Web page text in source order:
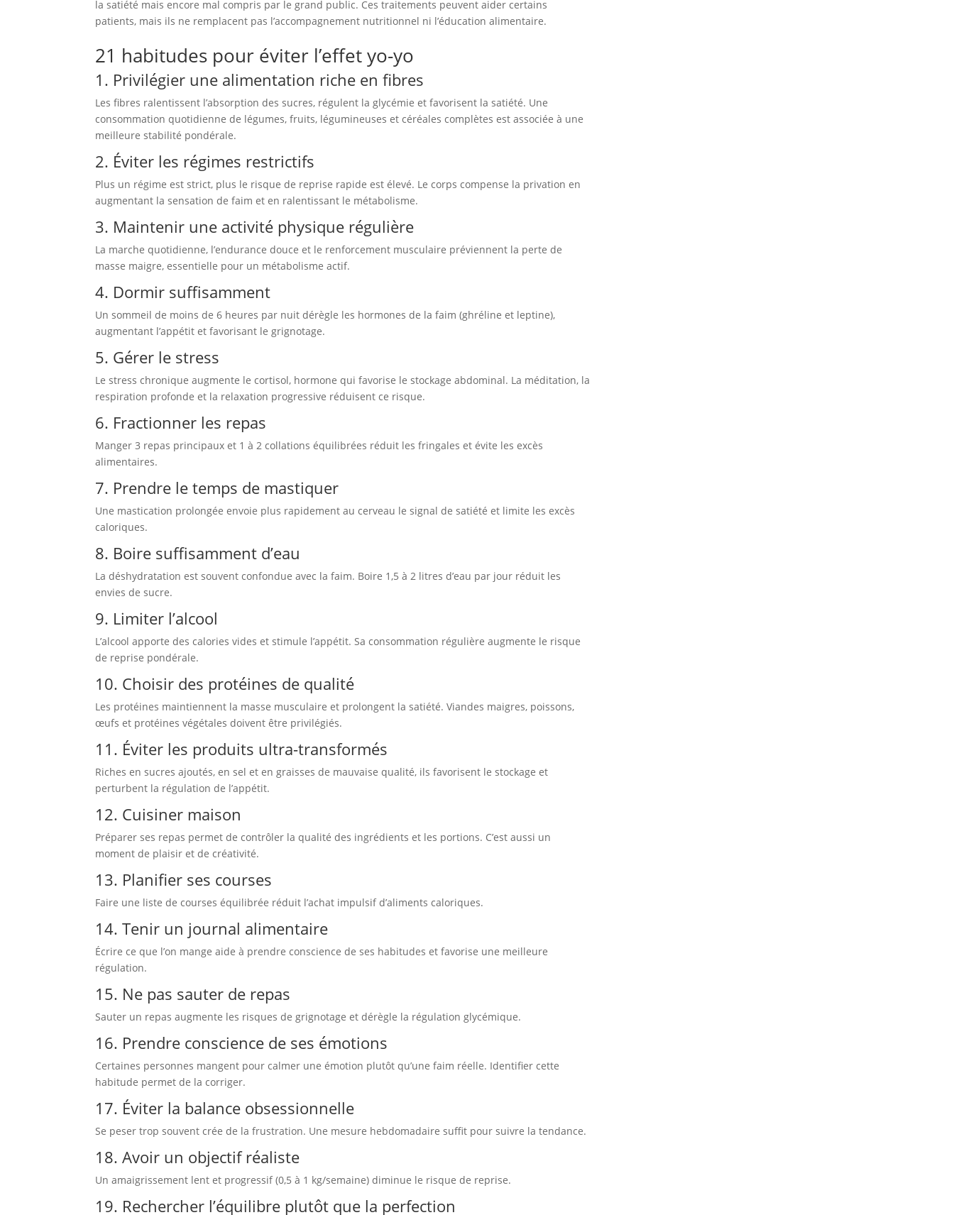
la satiété mais encore mal compris par le grand public. Ces traitements peuvent aider certains
patients, mais ils ne remplacent pas l’accompagnement nutritionnel ni l’éducation alimentaire.
21 habitudes pour éviter l’effet yo-yo
1. Privilégier une alimentation riche en fibres
Les fibres ralentissent l’absorption des sucres, régulent la glycémie et favorisent la satiété. Une
consommation quotidienne de légumes, fruits, légumineuses et céréales complètes est associée à une
meilleure stabilité pondérale.
2. Éviter les régimes restrictifs
Plus un régime est strict, plus le risque de reprise rapide est élevé. Le corps compense la privation en
augmentant la sensation de faim et en ralentissant le métabolisme.
3. Maintenir une activité physique régulière
La marche quotidienne, l’endurance douce et le renforcement musculaire préviennent la perte de
masse maigre, essentielle pour un métabolisme actif.
4. Dormir suffisamment
Un sommeil de moins de 6 heures par nuit dérègle les hormones de la faim (ghréline et leptine),
augmentant l’appétit et favorisant le grignotage.
5. Gérer le stress
Le stress chronique augmente le cortisol, hormone qui favorise le stockage abdominal. La méditation, la
respiration profonde et la relaxation progressive réduisent ce risque.
6. Fractionner les repas
Manger 3 repas principaux et 1 à 2 collations équilibrées réduit les fringales et évite les excès
alimentaires.
7. Prendre le temps de mastiquer
Une mastication prolongée envoie plus rapidement au cerveau le signal de satiété et limite les excès
caloriques.
8. Boire suffisamment d’eau
La déshydratation est souvent confondue avec la faim. Boire 1,5 à 2 litres d’eau par jour réduit les
envies de sucre.
9. Limiter l’alcool
L’alcool apporte des calories vides et stimule l’appétit. Sa consommation régulière augmente le risque
de reprise pondérale.
10. Choisir des protéines de qualité
Les protéines maintiennent la masse musculaire et prolongent la satiété. Viandes maigres, poissons,
œufs et protéines végétales doivent être privilégiés.
11. Éviter les produits ultra-transformés
Riches en sucres ajoutés, en sel et en graisses de mauvaise qualité, ils favorisent le stockage et
perturbent la régulation de l’appétit.
12. Cuisiner maison
Préparer ses repas permet de contrôler la qualité des ingrédients et les portions. C’est aussi un
moment de plaisir et de créativité.
13. Planifier ses courses
Faire une liste de courses équilibrée réduit l’achat impulsif d’aliments caloriques.
14. Tenir un journal alimentaire
Écrire ce que l’on mange aide à prendre conscience de ses habitudes et favorise une meilleure
régulation.
15. Ne pas sauter de repas
Sauter un repas augmente les risques de grignotage et dérègle la régulation glycémique.
16. Prendre conscience de ses émotions
Certaines personnes mangent pour calmer une émotion plutôt qu’une faim réelle. Identifier cette
habitude permet de la corriger.
17. Éviter la balance obsessionnelle
Se peser trop souvent crée de la frustration. Une mesure hebdomadaire suffit pour suivre la tendance.
18. Avoir un objectif réaliste
Un amaigrissement lent et progressif (0,5 à 1 kg/semaine) diminue le risque de reprise.
19. Rechercher l’équilibre plutôt que la perfection